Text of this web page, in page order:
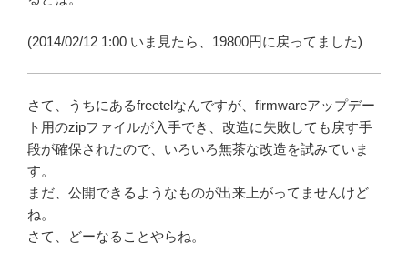
(2014/02/12 1:00 いま見たら、19800円に戻ってました)
さて、うちにあるfreetelなんですが、firmwareアップデー
ト用のzipファイルが入手でき、改造に失敗しても戻す手
段が確保されたので、いろいろ無茶な改造を試みていま
す。
まだ、公開できるようなものが出来上がってませんけど
ね。
さて、どーなることやらね。